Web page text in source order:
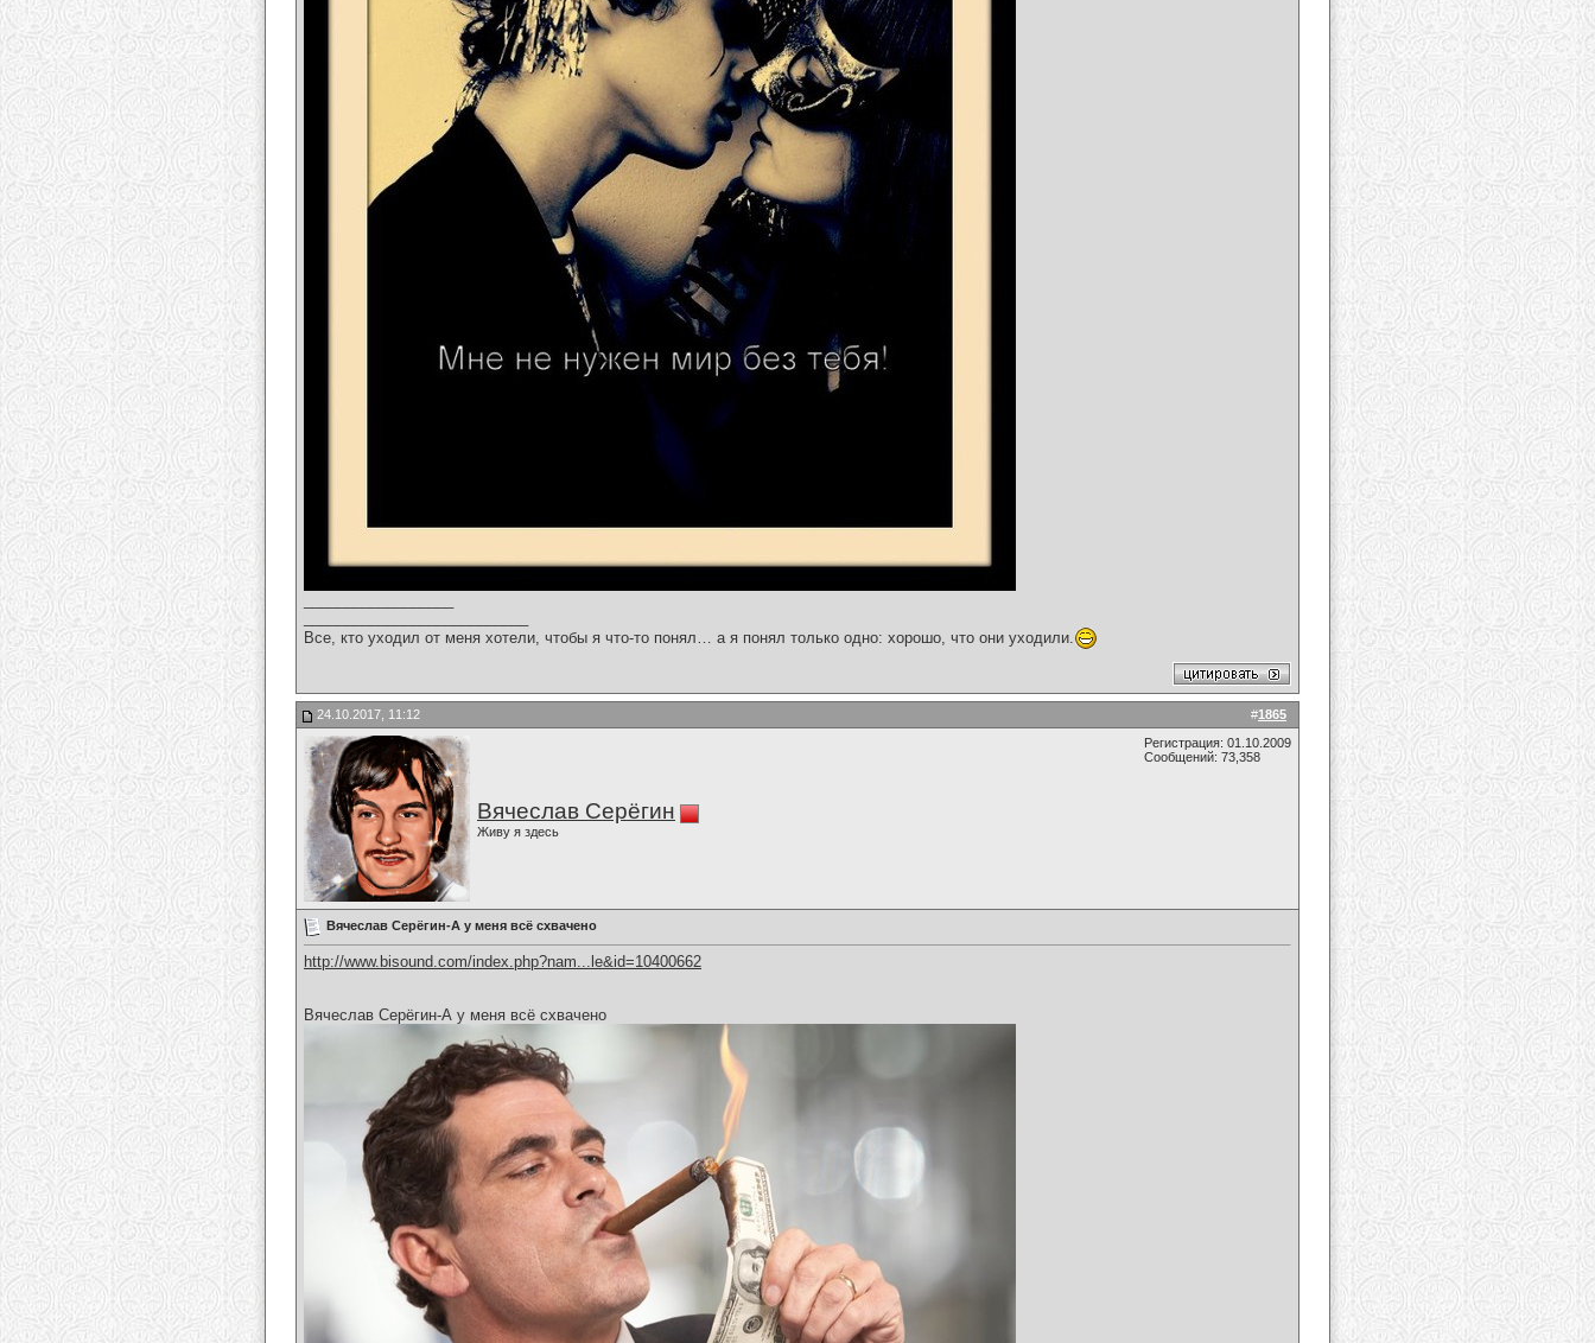
Все, кто уходил от меня хотели, чтобы я что-то понял… а я понял только одно: хорошо, что они уходили.
#1865
24.10.2017, 11:12
Вячеслав Серёгин
Живу я здесь
Регистрация: 01.10.2009
Сообщений: 73,358
Вячеслав Серёгин-А у меня всё схвачено
http://www.bisound.com/index.php?nam...le&id=10400662
Вячеслав Серёгин-А у меня всё схвачено